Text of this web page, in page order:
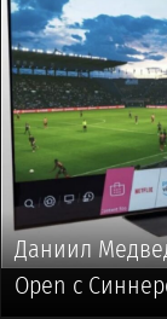
Даниил
Open c
🥎 #ТЕННИС